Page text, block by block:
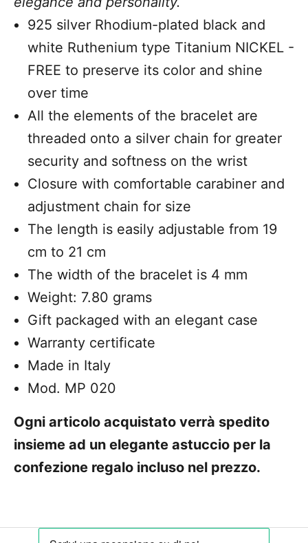
925 silver Rhodium-plated black and
white Ruthenium type Titanium NICKEL -
FREE to preserve its color and shine
over time
All the elements of the bracelet are
threaded onto a silver chain for greater
security and softness on the wrist
Closure with comfortable carabiner and
adjustment chain for size
The length is easily adjustable from 19
cm to 21 cm
The width of the bracelet is 4 mm
Weight: 7.80 grams
Gift packaged with an elegant case
Warranty certificate
Made in Italy
Mod. MP 020
Ogni articolo acquistato verrà spedito
insieme ad un elegante astuccio per la
confezione regalo incluso nel prezzo.